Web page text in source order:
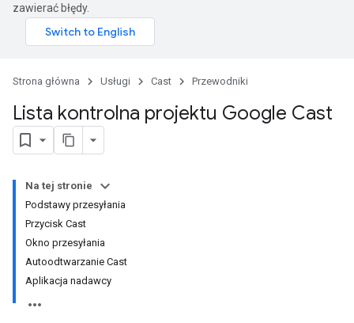
zawierać błędy.
Strona główna Usługi Cast Przewodniki
Lista kontrolna projektu Google Cast
Na tej stronie
Podstawy przesyłania
Przycisk Cast
Okno przesyłania
Autoodtwarzanie Cast
Aplikacja nadawcy